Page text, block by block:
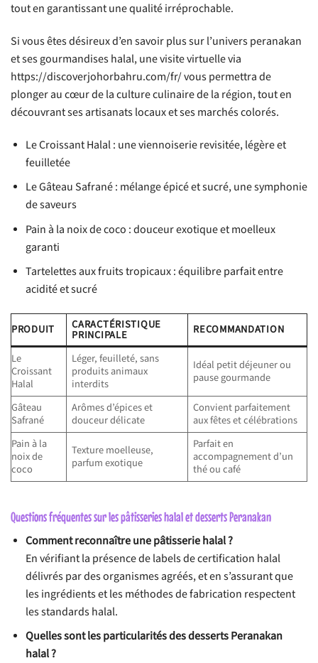
tout en garantissant une qualité irréprochable.
Si vous êtes désireux d’en savoir plus sur l’univers peranakan
et ses gourmandises halal, une visite virtuelle via
https://discoverjohorbahru.com/fr/ vous permettra de
plonger au cœur de la culture culinaire de la région, tout en
découvrant ses artisanats locaux et ses marchés colorés.
Le Croissant Halal : une viennoiserie revisitée, légère et
feuilletée
Le Gâteau Safrané : mélange épicé et sucré, une symphonie
de saveurs
Pain à la noix de coco : douceur exotique et moelleux
garanti
Tartelettes aux fruits tropicaux : équilibre parfait entre
acidité et sucré
PRODUIT CARACTÉRISTIQUE
PRINCIPALE RECOMMANDATION
Le
Croissant
Halal
Léger, feuilleté, sans
produits animaux
interdits
Idéal petit déjeuner ou
pause gourmande
Gâteau
Safrané
Arômes d’épices et
douceur délicate
Convient parfaitement
aux fêtes et célébrations
Pain à la
noix de
coco
Texture moelleuse,
parfum exotique
Parfait en
accompagnement d’un
thé ou café
Questions fréquentes sur les pâtisseries halal et desserts Peranakan
Comment reconnaître une pâtisserie halal ?
En vérifiant la présence de labels de certification halal
délivrés par des organismes agréés, et en s’assurant que
les ingrédients et les méthodes de fabrication respectent
les standards halal.
Quelles sont les particularités des desserts Peranakan
halal ?